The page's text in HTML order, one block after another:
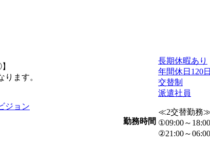
ます。
ジョン
勤務時間
長期休暇あり
年間休日120
交替制
派遣社員
≪2交替勤務
①09:00～18:00
②21:00～06:00